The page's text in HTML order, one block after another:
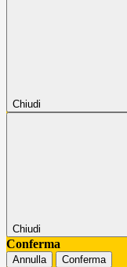
Chiudi
Chiudi
Conferma
Annulla Conferma